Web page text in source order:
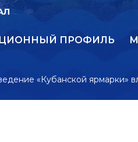
ПРОФИЛЬ
«Кубанской ярмарки»